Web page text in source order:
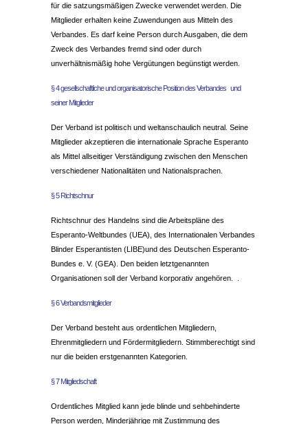
für die satzungsmäßigen Zwecke verwendet werden. Die
Mitglieder erhalten keine Zuwendungen aus Mitteln des
Verbandes. Es darf keine Person durch Ausgaben, die dem
Zweck des Verbandes fremd sind oder durch
unverhältnismäßig hohe Vergütungen begünstigt werden.
§ 4 gesellschaftliche und organisatorische Position des Verbandes und
seiner Mitglieder
Der Verband ist politisch und weltanschaulich neutral. Seine
Mitglieder akzeptieren die internationale Sprache Esperanto
als Mittel allseitiger Verständigung zwischen den Menschen
verschiedener Nationalitäten und Nationalsprachen.
§ 5 Richtschnur
Richtschnur des Handelns sind die Arbeitspläne des
Esperanto-Weltbundes (UEA), des Internationalen Verbandes
Blinder Esperantisten (LIBE)und des Deutschen Esperanto-
Bundes e. V. (GEA). Den beiden letztgenannten
Organisationen soll der Verband korporativ angehören. .
§ 6 Verbandsmitglieder
Der Verband besteht aus ordentlichen Mitgliedern,
Ehrenmitgliedern und Fördermitgliedern. Stimmberechtigt sind
nur die beiden erstgenannten Kategorien.
§ 7 Mitgliedschaft
Ordentliches Mitglied kann jede blinde und sehbehinderte
Person werden, Minderjährige mit Zustimmung des